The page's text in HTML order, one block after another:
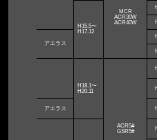
MCR
ACR30W
ACR40W
H15.5〜
H17.12
アエラス
H18.1〜
H20.11
ACR5#
GSR5#
アエラス